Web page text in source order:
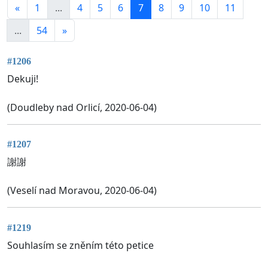
« 1 ... 4 5 6 7 8 9 10
11
...
54 »
#1206
Dekuji!
(Doudleby nad Orlicí, 2020-06-04)
#1207
謝謝
(Veselí nad Moravou, 2020-06-04)
#1219
Souhlasím se zněním této petice